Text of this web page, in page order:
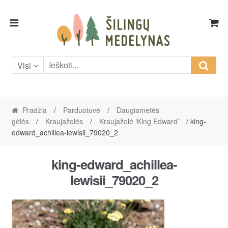
Skip
Skip
Visi
Pradžia / Parduotuvė /
Daugiametės
gėlės
/ Kraujažolės / Kraujažolė ‘King Edward’
/ king-
edward_achillea-lewisii_79020_2
king-edward_achillea-
lewisii_79020_2